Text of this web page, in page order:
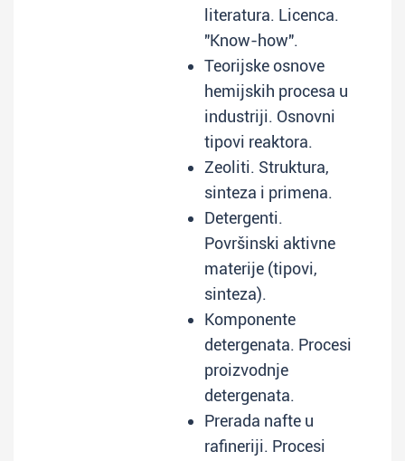
literatura. Licenca.
"Know-how".
Teorijske osnove
hemijskih procesa u
industriji. Osnovni
tipovi reaktora.
Zeoliti. Struktura,
sinteza i primena.
Detergenti.
Površinski aktivne
materije (tipovi,
sinteza).
Komponente
detergenata. Procesi
proizvodnje
detergenata.
Prerada nafte u
rafineriji. Procesi